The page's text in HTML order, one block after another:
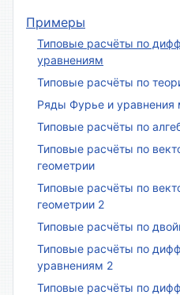
Примеры
Типовые расчёты по
уравнениям
Типовые расчёты по
Ряды Фурье и уравнения
Типовые расчёты по
Типовые расчёты по
геометрии
Типовые расчёты по
геометрии 2
Типовые расчёты по
Типовые расчёты по
уравнениям 2
Типовые расчёты по